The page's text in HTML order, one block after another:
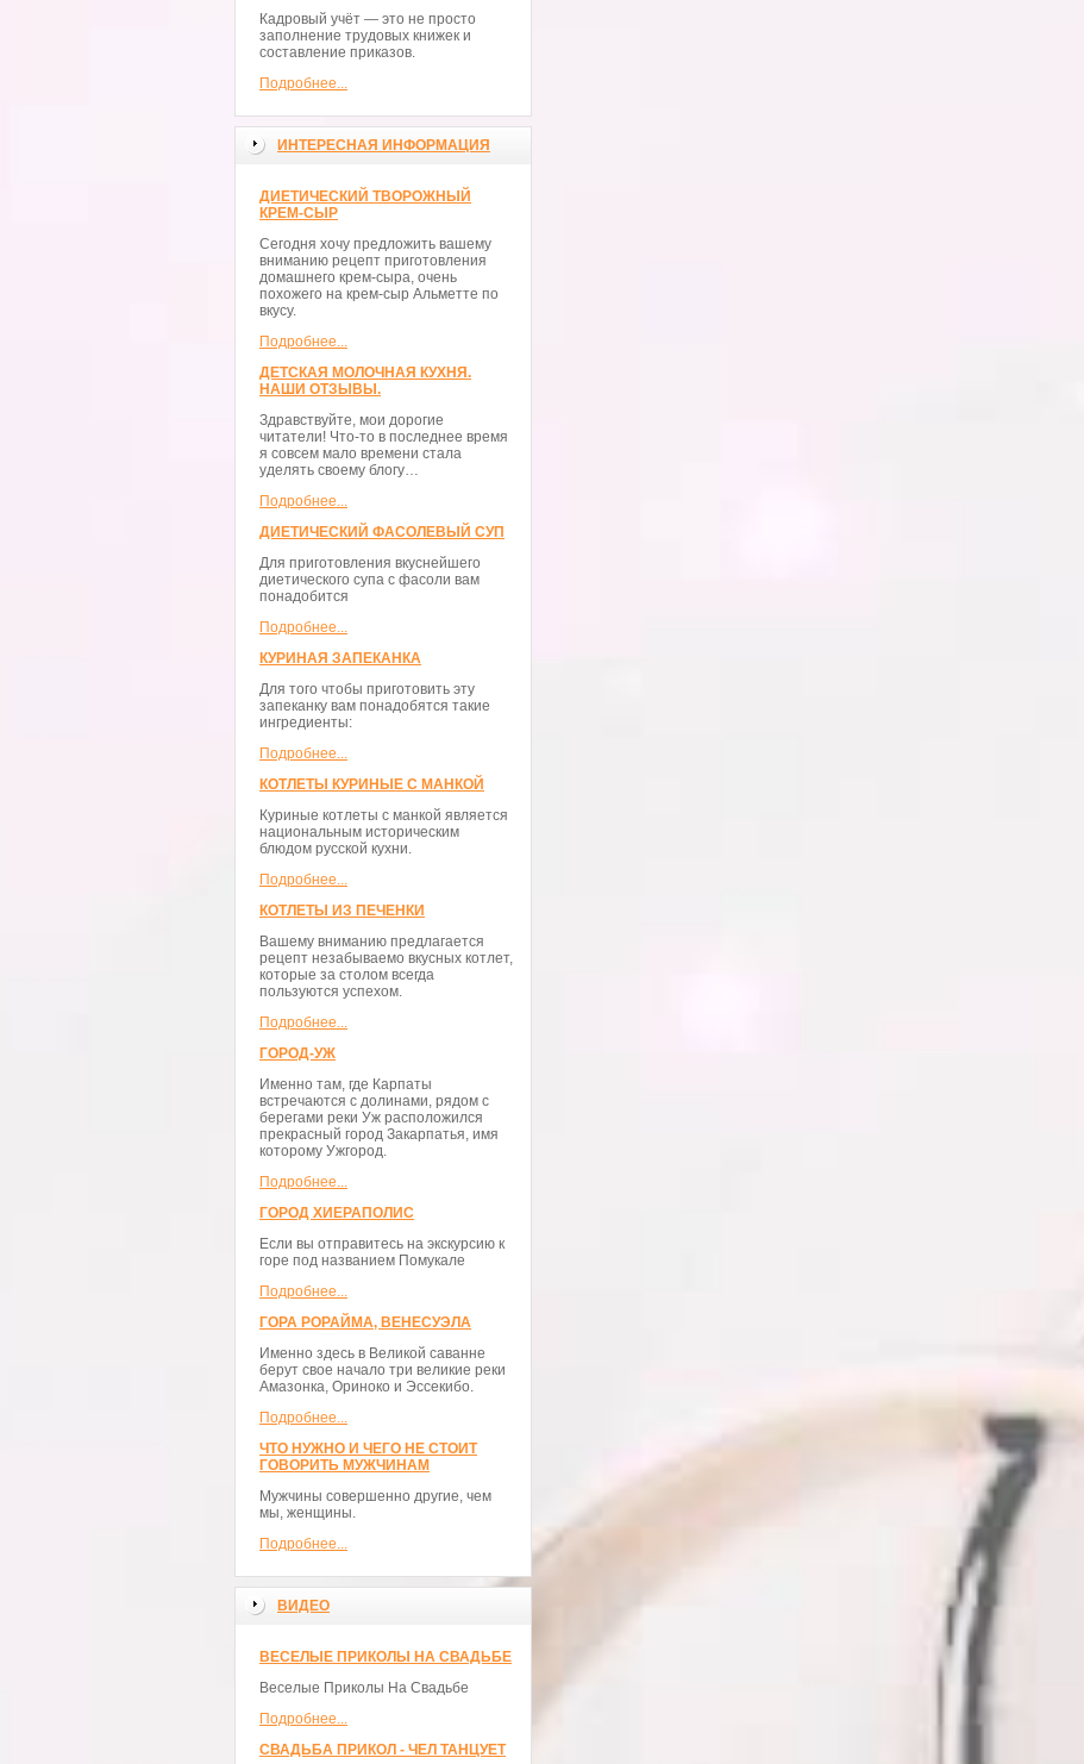
Кадровый учёт — это не просто
заполнение трудовых книжек и
составление приказов.
Подробнее...
ИНТЕРЕСНАЯ ИНФОРМАЦИЯ
ДИЕТИЧЕСКИЙ ТВОРОЖНЫЙ
КРЕМ-СЫР
Сегодня хочу предложить вашему
вниманию рецепт приготовления
домашнего крем-сыра, очень
похожего на крем-сыр Альметте по
вкусу.
Подробнее...
ДЕТСКАЯ МОЛОЧНАЯ КУХНЯ.
НАШИ ОТЗЫВЫ.
Здравствуйте, мои дорогие
читатели! Что-то в последнее время
я совсем мало времени стала
уделять своему блогу…
Подробнее...
ДИЕТИЧЕСКИЙ ФАСОЛЕВЫЙ СУП
Для приготовления вкуснейшего
диетического супа с фасоли вам
понадобится
Подробнее...
КУРИНАЯ ЗАПЕКАНКА
Для того чтобы приготовить эту
запеканку вам понадобятся такие
ингредиенты:
Подробнее...
КОТЛЕТЫ КУРИНЫЕ С МАНКОЙ
Куриные котлеты с манкой является
национальным историческим
блюдом русской кухни.
Подробнее...
КОТЛЕТЫ ИЗ ПЕЧЕНКИ
Вашему вниманию предлагается
рецепт незабываемо вкусных котлет,
которые за столом всегда
пользуются успехом.
Подробнее...
ГОРОД-УЖ
Именно там, где Карпаты
встречаются с долинами, рядом с
берегами реки Уж расположился
прекрасный город Закарпатья, имя
которому Ужгород.
Подробнее...
ГОРОД ХИЕРАПОЛИС
Если вы отправитесь на экскурсию к
горе под названием Помукале
Подробнее...
ГОРА РОРАЙМА, ВЕНЕСУЭЛА
Именно здесь в Великой саванне
берут свое начало три великие реки
Амазонка, Ориноко и Эссекибо.
Подробнее...
ЧТО НУЖНО И ЧЕГО НЕ СТОИТ
ГОВОРИТЬ МУЖЧИНАМ
Мужчины совершенно другие, чем
мы, женщины.
Подробнее...
ВИДЕО
ВЕСЕЛЫЕ ПРИКОЛЫ НА СВАДЬБЕ
Веселые Приколы На Свадьбе
Подробнее...
СВАДЬБА ПРИКОЛ - ЧЕЛ ТАНЦУЕТ